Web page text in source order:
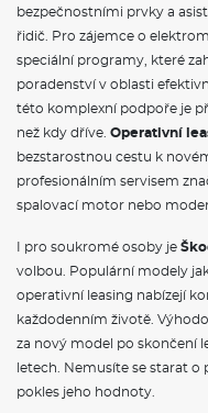
bezpečnostními prvky a
řidič. Pro zájemce o
speciální programy, které
poradenství v oblasti
této komplexní podpoře je
než kdy dříve. Operativní
bezstarostnou cestu k
profesionálním servisem
spalovací motor nebo
I pro soukromé osoby je
volbou. Populární modely
operativní leasing nabízejí
každodenním životě.
za nový model po skončení
letech. Nemusíte se starat
pokles jeho hodnoty.